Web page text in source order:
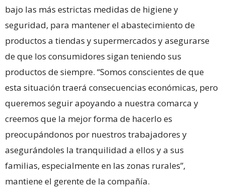
bajo las más estrictas medidas de higiene y
seguridad, para mantener el abastecimiento de
productos a tiendas y supermercados y asegurarse
de que los consumidores sigan teniendo sus
productos de siempre. “Somos conscientes de que
esta situación traerá consecuencias económicas, pero
queremos seguir apoyando a nuestra comarca y
creemos que la mejor forma de hacerlo es
preocupándonos por nuestros trabajadores y
asegurándoles la tranquilidad a ellos y a sus
familias, especialmente en las zonas rurales”,
mantiene el gerente de la compañía.